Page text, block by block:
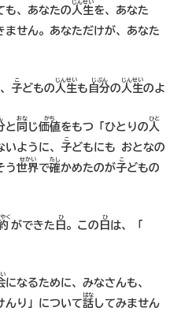
も、あなたの 人生
じんせい
を、あなた
ません。あなただけが、あなた
子
こ
どもの 人生
じんせい
も 自分
じぶん
の 人生
じんせい
のよ
と 同
おな
じ価値
かち
をもつ「ひとりの 人
ひと
いように、 子
こ
どもにも おとなの
う世界
せかい
で確
たし
かめたのが子
こ
どもの
く
ができた 日
ひ
。この 日
ひ
は、「
い
になるために、みなさんも、
んり」について話
はな
してみません